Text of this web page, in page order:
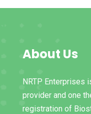
About Us
NRTP Enterprises
provider and one
registration of